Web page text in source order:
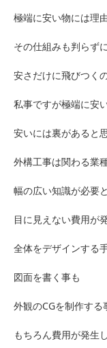
極端に安い物には理
その仕組みも判らず
安さだけに飛びつく
私事ですが極端に安
安いには裏があると
外構工事は関わる業
幅の広い知識が必要
目に見えない費用が
全体をデザインする
図面を書く事も
外観のCGを制作する
もちろん費用が発生